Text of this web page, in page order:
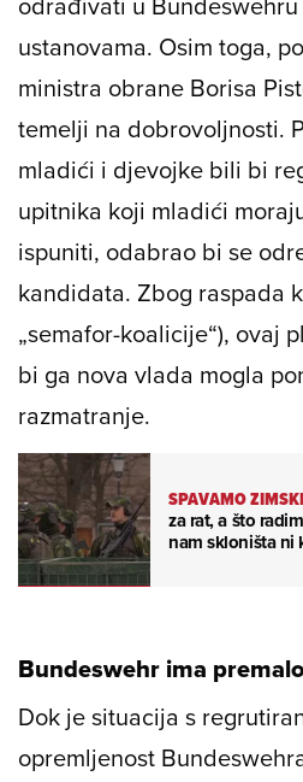
ustanovama. Osim toga,
ministra obrane Borisa
temelji na dobrovoljnosti.
mladići i djevojke bili bi
upitnika koji mladići
ispuniti, odabrao bi se
kandidata. Zbog raspada
„semafor-koalicije“), ovaj
bi ga nova vlada mogla
razmatranje.
SPAVAMO
za rat, a što
nam skloništa ni
Bundeswehr ima
Dok je situacija s
opremljenost